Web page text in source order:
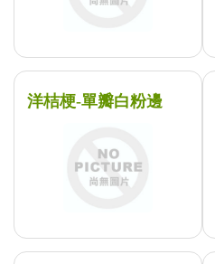
洋桔梗-單瓣白粉邊